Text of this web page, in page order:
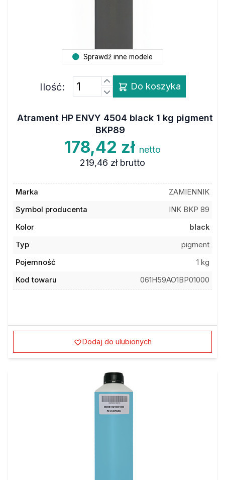
Sprawdź inne modele
Ilość: Do koszyka
Atrament HP ENVY 4504 black 1 kg pigment
BKP89
178,42 zł netto
219,46 zł brutto
Marka
ZAMIENNIK
Symbol producenta
INK BKP 89
Kolor
black
Typ
pigment
Pojemność
1 kg
Kod towaru
061H59AO1BP01000
Dodaj do ulubionych